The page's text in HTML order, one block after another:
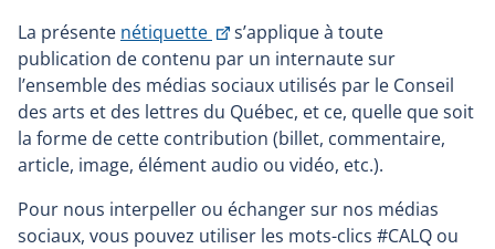
La présente nétiquette
Ce
lien
s'ouvrira
dans
une
nouvelle
s’applique à toute
publication de contenu par un internaute sur
l’ensemble des médias sociaux utilisés par le Conseil
des arts et des lettres du Québec, et ce, quelle que soit
la forme de cette contribution (billet, commentaire,
article, image, élément audio ou vidéo, etc.).
Pour nous interpeller ou échanger sur nos médias
sociaux, vous pouvez utiliser les mots-clics #CALQ ou